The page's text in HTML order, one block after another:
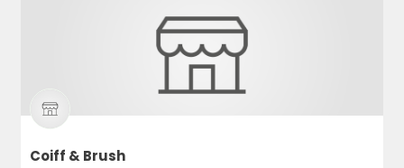
Coiff & Brush